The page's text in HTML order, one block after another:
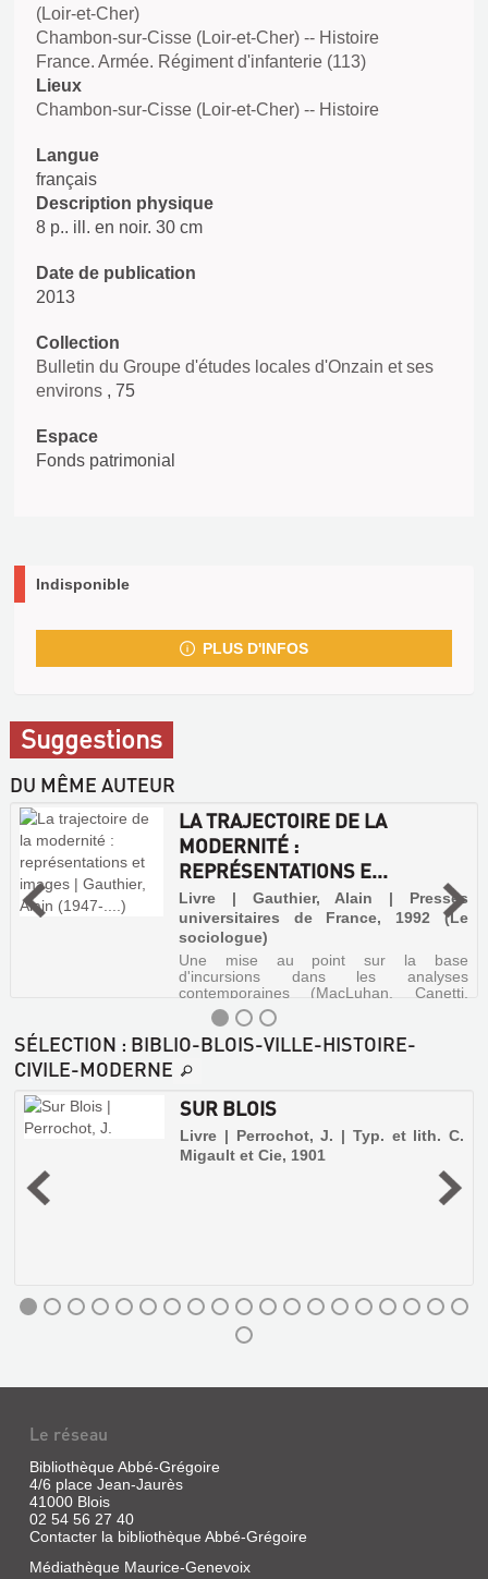
(Loir-et-Cher)
Chambon-sur-Cisse (Loir-et-Cher) -- Histoire
France. Armée. Régiment d'infanterie (113)
Lieux
Chambon-sur-Cisse (Loir-et-Cher) -- Histoire
Langue
français
Description physique
8 p.. ill. en noir. 30 cm
Date de publication
2013
Collection
Bulletin du Groupe d'études locales d'Onzain et ses
environs , 75
Espace
Fonds patrimonial
Indisponible
PLUS D'INFOS
Suggestions
DU MÊME AUTEUR
LA TRAJECTOIRE DE LA
MODERNITÉ :
REPRÉSENTATIONS E...
Livre | Gauthier, Alain | Presses
universitaires de France, 1992 (Le
sociologue)
Une mise au point sur la base
d'incursions dans les analyses
contemporaines (MacLuhan, Canetti,
Deleuze...). La modernité poursuit son
trajet, mêlant les images, promouvant
l'opinion, propulsant la valeur dans une
DE
MODERNITÉ
REPRÉSENTATIONS
E...
Livre
Gauthier,
SÉLECTION : BIBLIO-BLOIS-VILLE-HISTOIRE-
CIVILE-MODERNE
SUR BLOIS
Livre | Perrochot, J. | Typ. et lith. C.
Migault et Cie, 1901
BLOIS
Livre
|
Perrochot,
J.
|
Typ.
Le réseau
Bibliothèque Abbé-Grégoire
4/6 place Jean-Jaurès
41000 Blois
02 54 56 27 40
Contacter la bibliothèque Abbé-Grégoire
Médiathèque Maurice-Genevoix